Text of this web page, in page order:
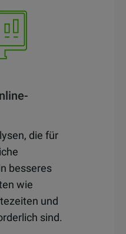
die für
besseres
wie
und
sind.